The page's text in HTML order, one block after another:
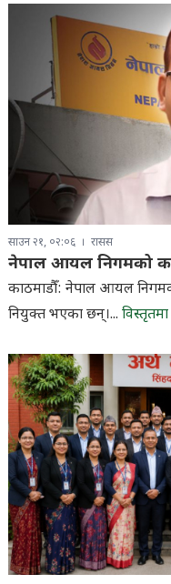
साउन २१, ०२:०६ रासस
नेपाल आयल निगमको
काठमाडौँ: नेपाल आयल
नियुक्त भएका छन्।... विस्तृतमा